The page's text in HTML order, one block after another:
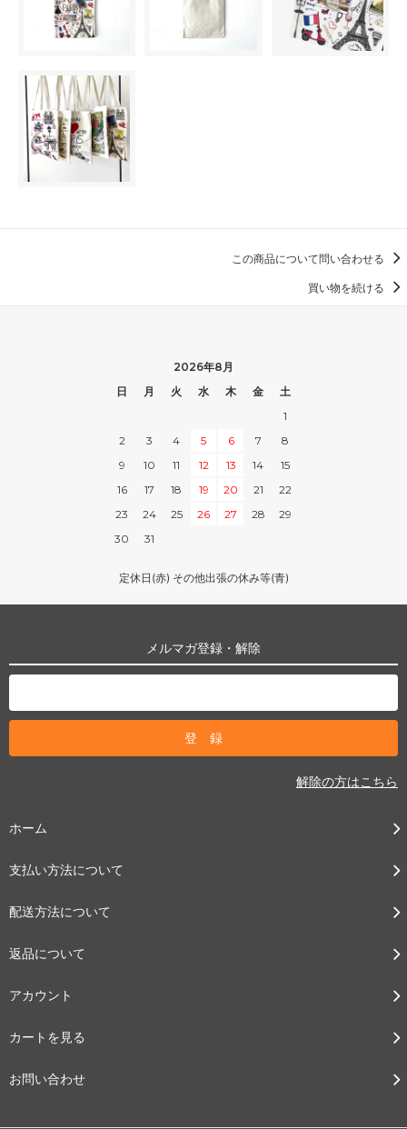
この商品について問い合わせる
買い物を続ける
2026年8月
日
月 火 水 木 金
土
1
2
3 4 5 6 7
8
9
10 11 12 13 14
15
16
17 18 19 20 21
22
23
24 25 26 27 28
29
30
31
定休日(赤) その他出張の休み等(青)
メルマガ登録・解除
解除の方はこちら
ホーム
支払い方法について
配送方法について
返品について
アカウント
カートを見る
お問い合わせ